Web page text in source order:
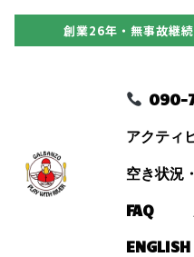
創業26年・無事故継
090-
アクティ
空き状況
FAQ
ENGLISH
アクティビティ
料金